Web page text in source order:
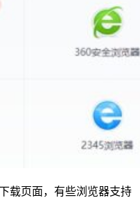
载页面，有些浏览器支持